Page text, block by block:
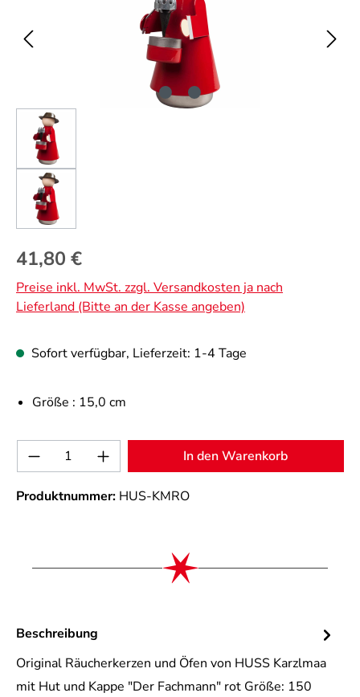
Regulärer Preis:
41,80 €
Preise inkl. MwSt. zzgl. Versandkosten ja nach
Lieferland (Bitte an der Kasse angeben)
Sofort verfügbar, Lieferzeit: 1-4 Tage
Größe : 15,0 cm
Produkt Anzahl: Gib den gewünschten
In den Warenkorb
Produktnummer: HUS-KMRO
Beschreibung
Original Räucherkerzen und Öfen von HUSS Karzlmaa
mit Hut und Kappe "Der Fachmann" rot Größe: 150